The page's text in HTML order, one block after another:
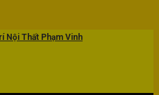
Nội Thất Phạm Vinh